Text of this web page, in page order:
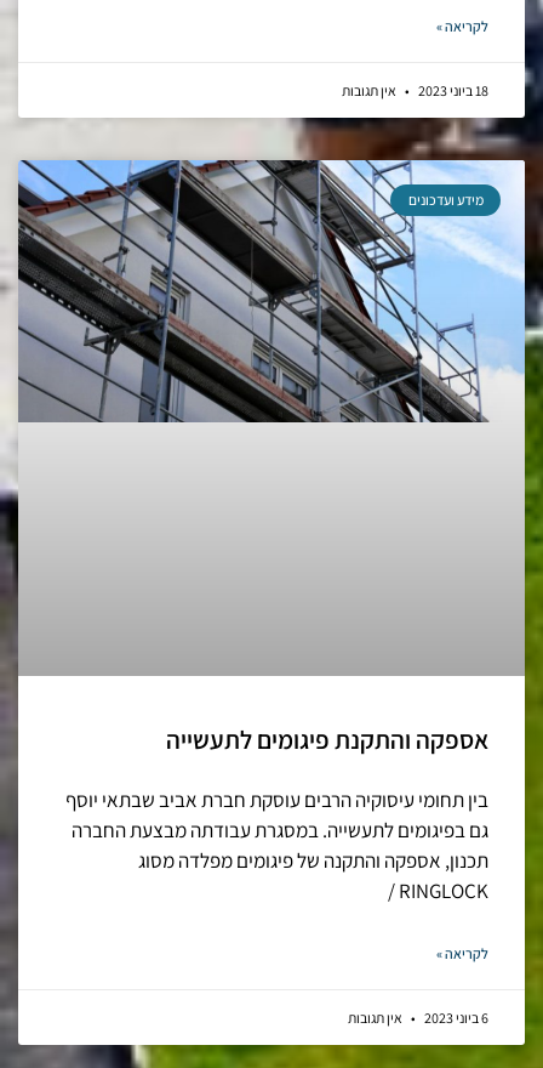
לקריאה »
18 ביוני 2023 אין תגובות
מידע ועדכונים
אספקה והתקנת פיגומים לתעשייה
בין תחומי עיסוקיה הרבים עוסקת חברת אביב שבתאי יוסף
גם בפיגומים לתעשייה. במסגרת עבודתה מבצעת החברה
תכנון, אספקה והתקנה של פיגומים מפלדה מסוג
RINGLOCK /
לקריאה »
6 ביוני 2023 אין תגובות